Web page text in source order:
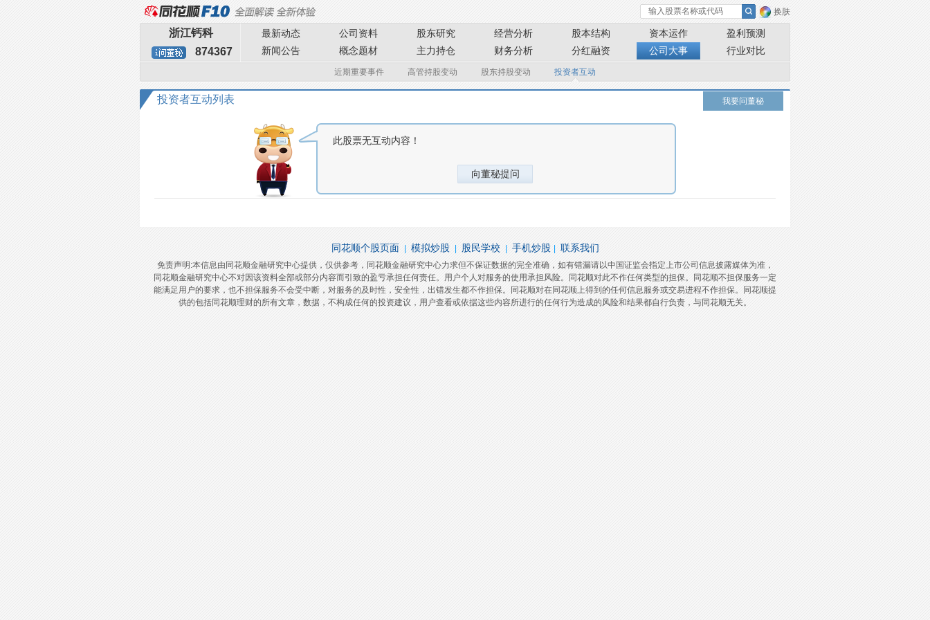
换肤
浙江钙科
874367
最新动态 公司资料 股东研究 经营分析 股本结构 资本运作
盈利预测
新闻公告
概念题材 主力持仓 财务分析 分红融资 公司大事 行业对比
近期重要事件 高管持股变动 股东持股变动 投资者互动
投资者互动列表 我要问董秘
此股票无互动内容！
向董秘提问
同花顺个股页面 模拟炒股 股民学校 手机炒股 联系我们
免责声明:本信息由同花顺金融研究中心提供，仅供参考，同花顺金融研究中心力求但不保证数据的完全准确，如有错漏请以中国证监会指定上市公司信息披露媒体为准，
同花顺金融研究中心不对因该资料全部或部分内容而引致的盈亏承担任何责任。用户个人对服务的使用承担风险。同花顺对此不作任何类型的担保。同花顺不担保服务一定
能满足用户的要求，也不担保服务不会受中断，对服务的及时性，安全性，出错发生都不作担保。同花顺对在同花顺上得到的任何信息服务或交易进程不作担保。同花顺提
供的包括同花顺理财的所有文章，数据，不构成任何的投资建议，用户查看或依据这些内容所进行的任何行为造成的风险和结果都自行负责，与同花顺无关。